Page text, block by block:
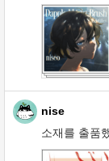
nise
소재를 출품